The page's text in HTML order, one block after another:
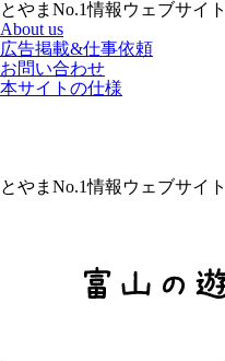
とやまNo.1情報ウェブサイト
About us
広告掲載&仕事依頼
お問い合わせ
本サイトの仕様
とやまNo.1情報ウェブサイト